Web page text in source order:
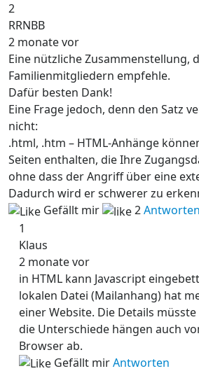
2
RRNBB
2 monate vor
Eine nützliche Zusammenstellung,
Familienmitgliedern empfehle.
Dafür besten Dank!
Eine Frage jedoch, denn den Satz
nicht:
.html, .htm – HTML-Anhänge
Seiten enthalten, die Ihre
ohne dass der Angriff über eine
Dadurch wird er schwerer zu
Gefällt mir
2Antworten
1
Klaus
2 monate vor
in HTML kann Javascript
lokalen Datei (Mailanhang) hat
einer Website. Die Details
die Unterschiede hängen auch
Browser ab.
Gefällt mirAntworten